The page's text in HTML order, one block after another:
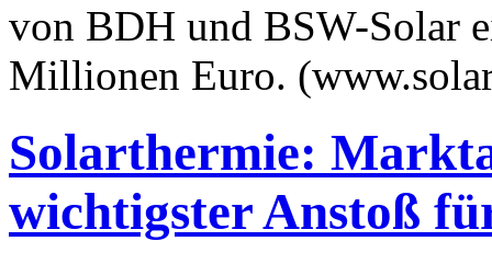
von BDH und BSW-Solar
Millionen Euro.
Solarthermie:
wichtigster Anstoß